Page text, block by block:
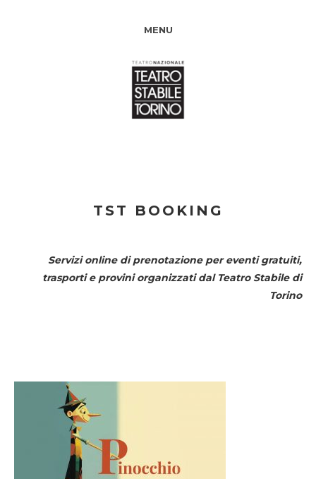
MENU
TST BOOKING
Servizi online di prenotazione per eventi gratuiti,
trasporti e provini organizzati dal Teatro Stabile di
Torino